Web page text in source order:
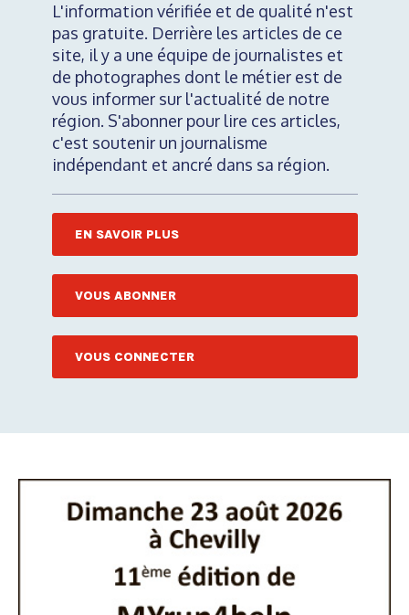
L'information vérifiée et de qualité n'est
pas gratuite. Derrière les articles de ce
site, il y a une équipe de journalistes et
de photographes dont le métier est de
vous informer sur l'actualité de notre
région. S'abonner pour lire ces articles,
c'est soutenir un journalisme
indépendant et ancré dans sa région.
EN SAVOIR PLUS
VOUS ABONNER
VOUS CONNECTER